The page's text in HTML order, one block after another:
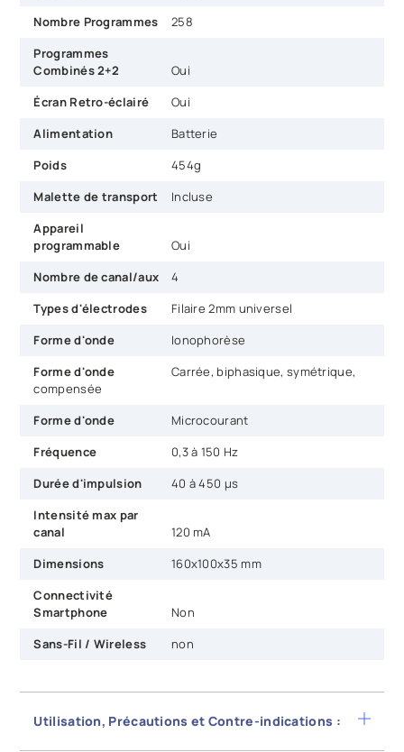
Nombre Programmes
258
Programmes
Combinés 2+2
Oui
Écran Retro-éclairé
Oui
Alimentation
Batterie
Poids
454g
Malette de transport
Incluse
Appareil
programmable
Oui
Nombre de canal/aux
4
Types d'électrodes
Filaire 2mm universel
Forme d'onde
Ionophorèse
Forme d'onde
Carrée, biphasique, symétrique,
compensée
Forme d'onde
Microcourant
Fréquence
0,3 à 150 Hz
Durée d'impulsion
40 à 450 µs
Intensité max par
canal
120 mA
Dimensions
160x100x35 mm
Connectivité
Smartphone
Non
Sans-Fil / Wireless
non
Utilisation, Précautions et Contre-indications :